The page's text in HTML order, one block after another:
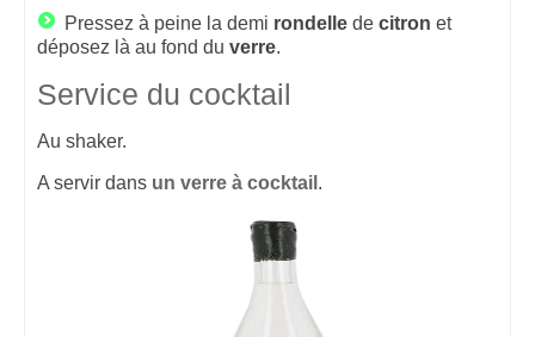
Pressez à peine la demi rondelle de citron et
déposez là au fond du verre.
Service du cocktail
Au shaker.
A servir dans un verre à cocktail .